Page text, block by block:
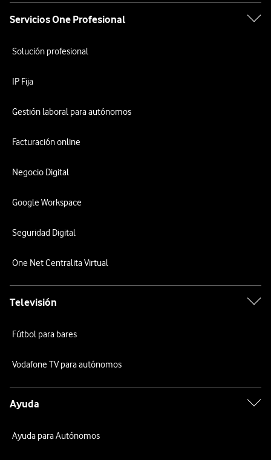
Servicios One Profesional
Solución profesional
IP Fija
Gestión laboral para autónomos
Facturación online
Negocio Digital
Google Workspace
Seguridad Digital
One Net Centralita Virtual
Televisión
Fútbol para bares
Vodafone TV para autónomos
Ayuda
Ayuda para Autónomos